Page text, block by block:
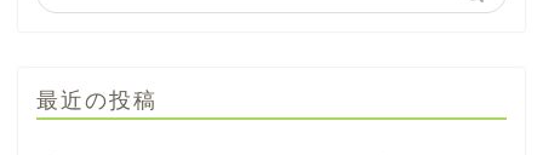
最近の投稿